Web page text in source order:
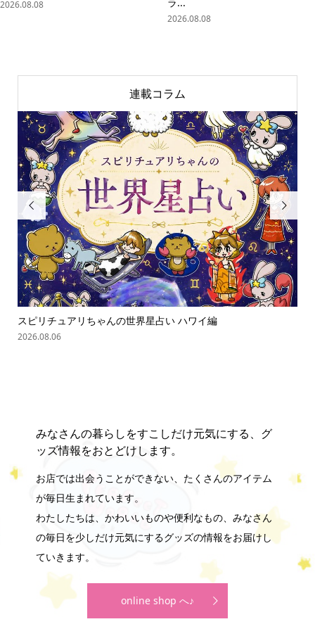
2026.08.08
ラ...
2026.08.08
連載コラム

スピリチュアリちゃんの世界星占い ハワイ編
2026.08.06

みなさんの暮らしをすこしだけ元気にする、グ
ッズ情報をおとどけします。
お店では出会うことができない、たくさんのアイテム
が毎日生まれています。
わたしたちは、かわいいものや便利なもの、みなさん
の毎日を少しだけ元気にするグッズの情報をお届けし
ていきます。
online shop へ♪